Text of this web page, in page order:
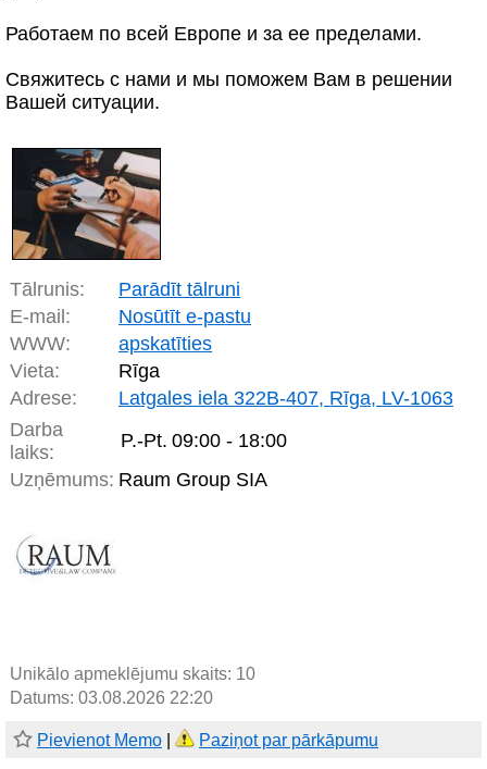
Работаем по всей Европе и за ее пределами.
Свяжитесь с нами и мы поможем Вам в решении
Вашей ситуации.
Tālrunis:
Parādīt tālruni
E-mail:
Nosūtīt e-pastu
WWW:
apskatīties
Vieta:
Rīga
Adrese:
Latgales iela 322B-407, Rīga, LV-1063
Darba
laiks:
P.-Pt. 09:00 - 18:00
Uzņēmums: Raum Group SIA
Unikālo apmeklējumu skaits: 10
Datums: 03.08.2026 22:20
Pievienot Memo Paziņot par pārkāpumu